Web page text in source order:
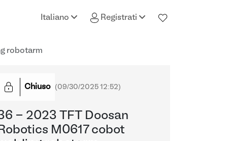
Italiano Registrati
robotarm
Chiuso (09/30/2025 12:52)
- 2023 TFT Doosan
Robotics M0617 cobot